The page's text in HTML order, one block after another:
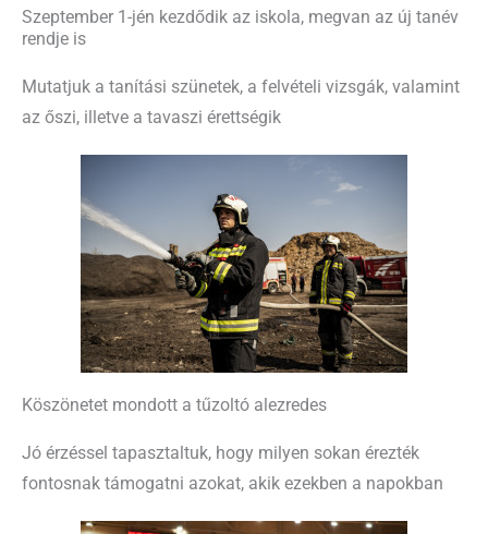
Szeptember 1-jén kezdődik az iskola, megvan az új tanév
rendje is
Mutatjuk a tanítási szünetek, a felvételi vizsgák, valamint
az őszi, illetve a tavaszi érettségik
Köszönetet mondott a tűzoltó alezredes
Jó érzéssel tapasztaltuk, hogy milyen sokan érezték
fontosnak támogatni azokat, akik ezekben a napokban